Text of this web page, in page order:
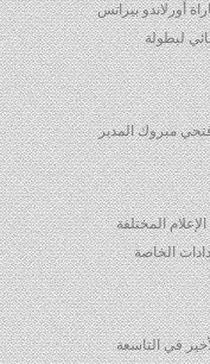
بيراتس
مبروك المدير
المختلفة
الخاصة
التاسعة